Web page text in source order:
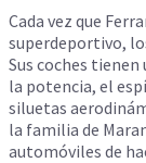
Cada vez que
superdeportivo,
Sus coches
la potencia, el
siluetas
la familia de
automóviles de